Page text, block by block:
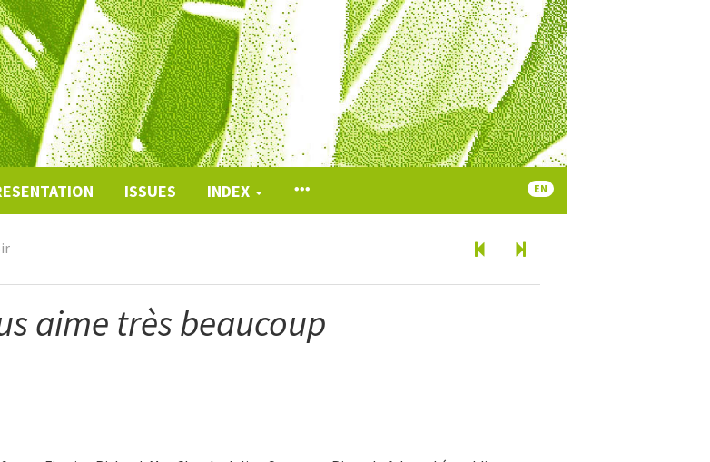
ISSUES INDEX EN
aime très beaucoup